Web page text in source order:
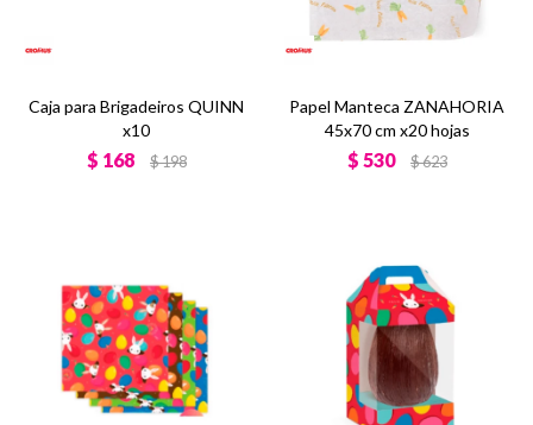
Caja para Brigadeiros QUINN
x10
$ 168 $198
Papel Manteca ZANAHORIA
45x70 cm x20 hojas
$ 530 $623